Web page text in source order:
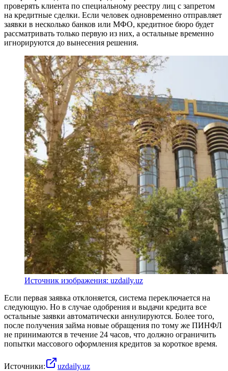
проверять клиента по специальному реестру лиц с запретом
на кредитные сделки. Если человек одновременно отправляет
заявки в несколько банков или МФО, кредитное бюро будет
рассматривать только первую из них, а остальные временно
игнорируются до вынесения решения.
Источник изображения: uzdaily.uz
Если первая заявка отклоняется, система переключается на
следующую. Но в случае одобрения и выдачи кредита все
остальные заявки автоматически аннулируются. Более того,
после получения займа новые обращения по тому же ПИНФЛ
не принимаются в течение 24 часов, что должно ограничить
попытки массового оформления кредитов за короткое время.
Источники:
uzdaily.uz